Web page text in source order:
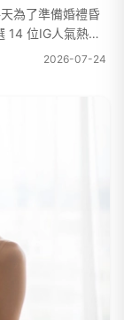
為了準備婚禮昏
14 位IG人氣熱門
行！趕緊跟著小編
2026-07-24